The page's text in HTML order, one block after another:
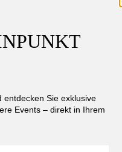
entdecken Sie exklusive
Events – direkt in Ihrem